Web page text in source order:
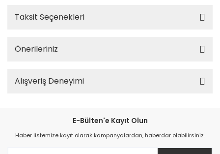
Taksit Seçenekleri
Önerileriniz
Alışveriş Deneyimi
E-Bülten'e Kayıt Olun
Haber listemize kayıt olarak kampanyalardan, haberdar olabilirsiniz.